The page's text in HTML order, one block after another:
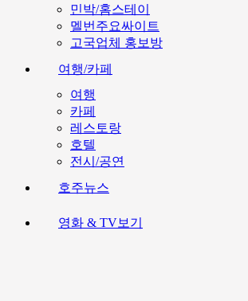
민박/홈스테이
멜번주요싸이트
고국업체 홍보방
여행/카페
여행
카페
레스토랑
호텔
전시/공연
호주뉴스
영화 & TV보기